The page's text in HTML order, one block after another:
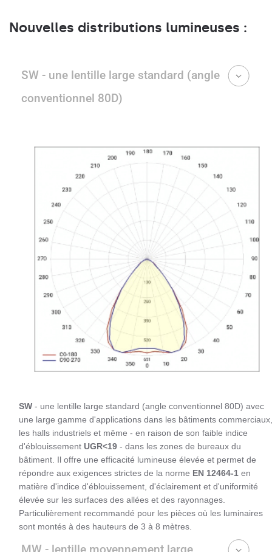
Nouvelles distributions lumineuses :
SW - une lentille large standard (angle
conventionnel 80D)
SW - une lentille large standard (angle conventionnel 80D) avec
une large gamme d'applications dans les bâtiments commerciaux,
les halls industriels et même - en raison de son faible indice
d'éblouissement UGR<19 - dans les zones de bureaux du
bâtiment. Il offre une efficacité lumineuse élevée et permet de
répondre aux exigences strictes de la norme EN 12464-1 en
matière d'indice d'éblouissement, d'éclairement et d'uniformité
élevée sur les surfaces des allées et des rayonnages.
Particulièrement recommandé pour les pièces où les luminaires
sont montés à des hauteurs de 3 à 8 mètres.